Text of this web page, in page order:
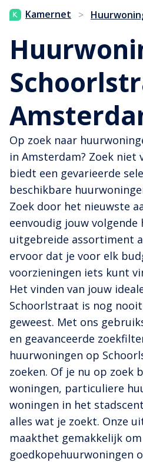
Kamernet >
Op zoek naar
in Amsterdam? Zoek niet
biedt een gevarieerde
beschikbare
Zoek door het nieuwste
eenvoudig jouw volgende
uitgebreide assortiment
ervoor dat je voor elk
voorzieningen iets kunt
Het vinden van jouw
Schoorlstraat is nog
geweest. Met ons
en geavanceerde
huurwoningen op
zoeken. Of je nu op zoek
woningen, particuliere
woningen in het
alles wat je zoekt. Onze
maakthet gemakkelijk om
goedkopehuurwoningen